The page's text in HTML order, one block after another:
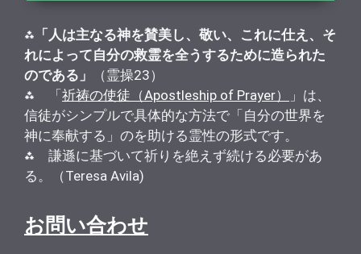
⁂ 「人は主なる神を賛美し、敬い、これに仕え、そ
れによって自分の救霊を全うするために造られた
のである」
（霊操23）
⁂ 「祈祷の使徒（Apostleship of Prayer）
」は、
信徒がシンプルで具体的な方法で「自分の世界を
神に奉献する」のを助ける霊性の形式です。
⁂ 謙遜に基づいて祈りを絶えず続ける必要があ
る。（Teresa Avila)
お問い合わせ